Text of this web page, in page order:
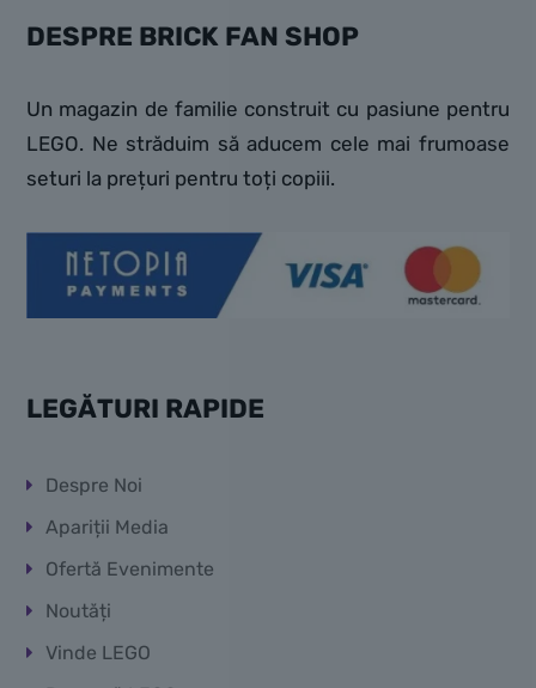
DESPRE BRICK FAN SHOP
Un magazin de familie construit cu pasiune pentru
LEGO. Ne străduim să aducem cele mai frumoase
seturi la prețuri pentru toți copiii.
LEGĂTURI RAPIDE
Despre Noi
Apariții Media
Ofertă Evenimente
Noutăți
Vinde LEGO